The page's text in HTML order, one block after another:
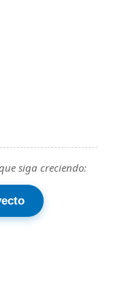
siga creciendo: